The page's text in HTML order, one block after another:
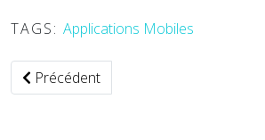
TAGS: Applications Mobiles
Article précédent : IATA publie les
Précédent